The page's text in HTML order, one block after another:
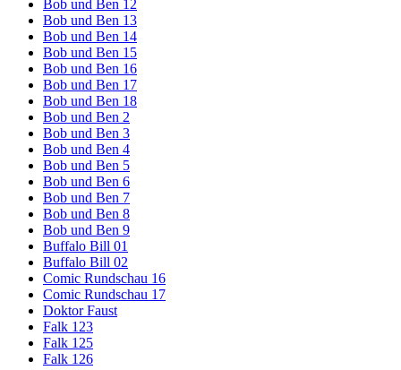
Bob und Ben 12
Bob und Ben 13
Bob und Ben 14
Bob und Ben 15
Bob und Ben 16
Bob und Ben 17
Bob und Ben 18
Bob und Ben 2
Bob und Ben 3
Bob und Ben 4
Bob und Ben 5
Bob und Ben 6
Bob und Ben 7
Bob und Ben 8
Bob und Ben 9
Buffalo Bill 01
Buffalo Bill 02
Comic Rundschau 16
Comic Rundschau 17
Doktor Faust
Falk 123
Falk 125
Falk 126